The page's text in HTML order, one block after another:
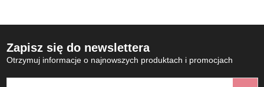
Zapisz się do newslettera
Otrzymuj informacje o najnowszych produktach i promocjach